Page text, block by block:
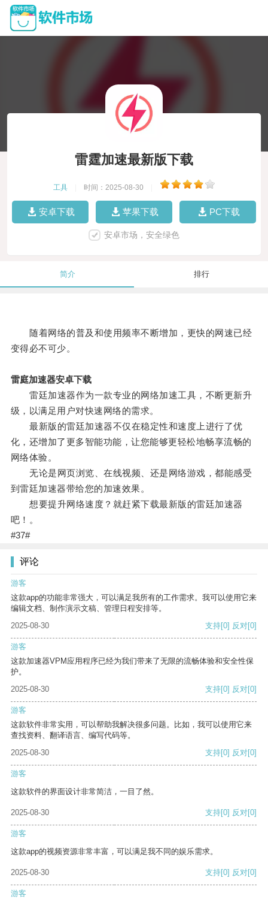
雷霆加速最新版下载
工具 时间：2025-08-30
安卓下载 苹果下载 PC下载
安卓市场，安全绿色
简介 排行
随着网络的普及和使用频率不断增加，更快的网速已经
变得必不可少。
雷庭加速器安卓下载
雷廷加速器作为一款专业的网络加速工具，不断更新升
级，以满足用户对快速网络的需求。
最新版的雷廷加速器不仅在稳定性和速度上进行了优
化，还增加了更多智能功能，让您能够更轻松地畅享流畅的
网络体验。
无论是网页浏览、在线视频、还是网络游戏，都能感受
到雷廷加速器带给您的加速效果。
想要提升网络速度？就赶紧下载最新版的雷廷加速器
吧！。
#37#
评论
游客
这款app的功能非常强大，可以满足我所有的工作需求。我可以使用它来
编辑文档、制作演示文稿、管理日程安排等。
2025-08-30
支持[0] 反对[0]
游客
这款加速器VPM应用程序已经为我们带来了无限的流畅体验和安全性保
护。
2025-08-30
支持[0] 反对[0]
游客
这款软件非常实用，可以帮助我解决很多问题。比如，我可以使用它来
查找资料、翻译语言、编写代码等。
2025-08-30
支持[0] 反对[0]
游客
这款软件的界面设计非常简洁，一目了然。
2025-08-30 支持[0] 反对[0]
游客
这款app的视频资源非常丰富，可以满足我不同的娱乐需求。
2025-08-30 支持[0] 反对[0]
游客